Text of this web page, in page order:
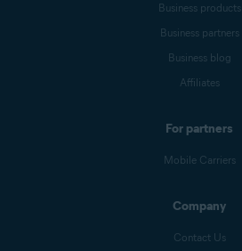
Business products
Business partners
Business blog
Affiliates
For partners
Mobile Carriers
Company
Contact Us